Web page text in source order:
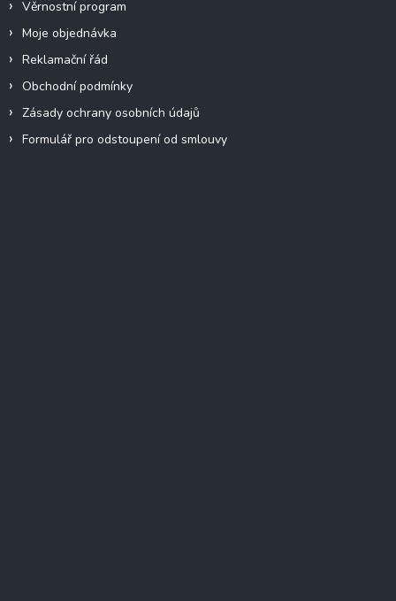
Věrnostní program
Moje objednávka
Reklamační řád
Obchodní podmínky
Zásady ochrany osobních údajů
Formulář pro odstoupení od smlouvy